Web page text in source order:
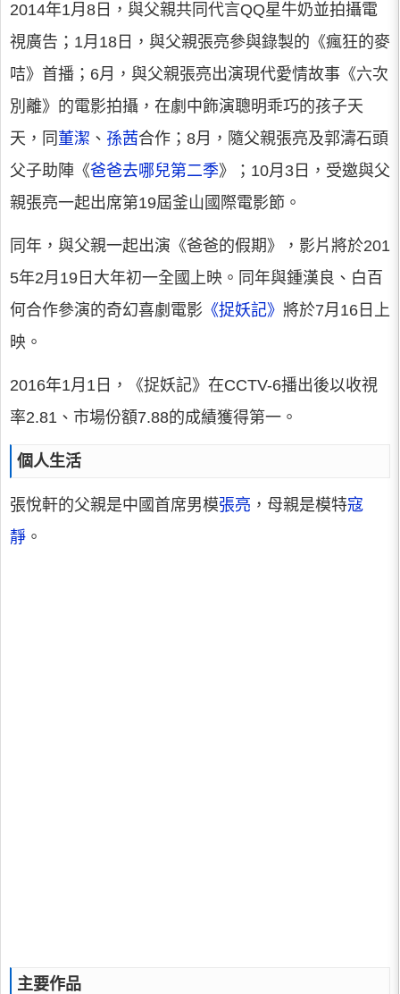
2014年1月8日，與父親共同代言QQ星牛奶並拍攝電
視廣告；1月18日，與父親張亮參與錄製的《瘋狂的麥
咭》首播；6月，與父親張亮出演現代愛情故事《六次
別離》的電影拍攝，在劇中飾演聰明乖巧的孩子天
天，同 董潔 、 孫茜合作；8月，隨父親張亮及郭濤石頭
父子助陣《爸爸去哪兒第二季》；10月3日，受邀與父
親張亮一起出席第19屆釜山國際電影節。
同年，與父親一起出演《爸爸的假期》，影片將於201
5年2月19日大年初一全國上映。同年與鍾漢良、白百
何合作參演的奇幻喜劇電影 《捉妖記》 將於7月16日上
映。
2016年1月1日，《捉妖記》在CCTV-6播出後以收視
率2.81、市場份額7.88的成績獲得第一。
個人生活
張悅軒的父親是中國首席男模張亮 ，母親是模特寇
靜 。
主要作品